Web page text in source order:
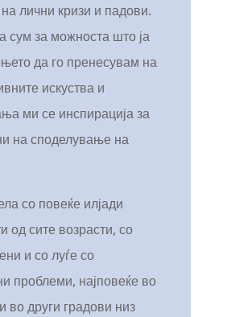
лични кризи и падови.
сум за можноста што ја
да го пренесувам на
искуства и
ми се инспирација за
на споделување на
со повеќе илјади
од сите возрасти, со
и со луѓе со
проблеми, најповеќе во
во други градови низ